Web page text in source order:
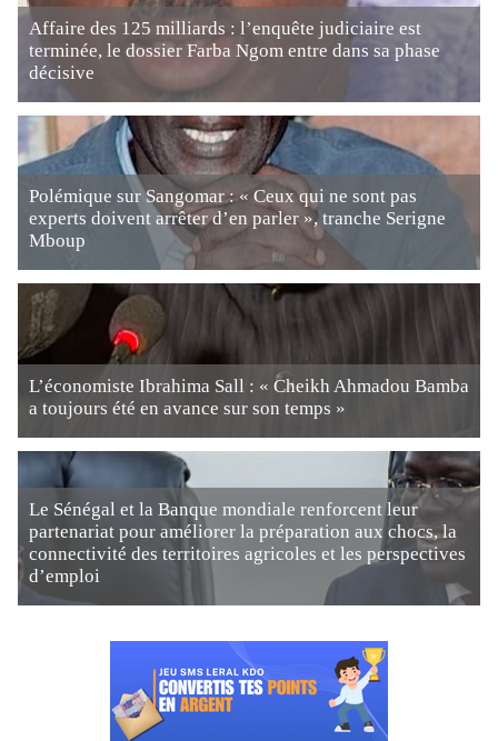
Affaire des 125 milliards : l’enquête judiciaire est
terminée, le dossier Farba Ngom entre dans sa phase
décisive
Polémique sur Sangomar : « Ceux qui ne sont pas
experts doivent arrêter d’en parler », tranche Serigne
Mboup
L’économiste Ibrahima Sall : « Cheikh Ahmadou Bamba
a toujours été en avance sur son temps »
Le Sénégal et la Banque mondiale renforcent leur
partenariat pour améliorer la préparation aux chocs, la
connectivité des territoires agricoles et les perspectives
d’emploi